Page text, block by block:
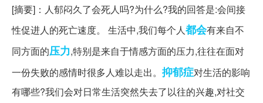
[摘要]：人郁闷久了会死人吗?为什么?我的回答是:会间接
性促进人的死亡速度。 生活中,我们每个人都会有来自不
同方面的压力,特别是来自于情感方面的压力,往往在面对
一份失败的感情时很多人难以走出。 抑郁症对生活的影响
有哪些?我们会对日常生活突然失去了以往的兴趣,对社交